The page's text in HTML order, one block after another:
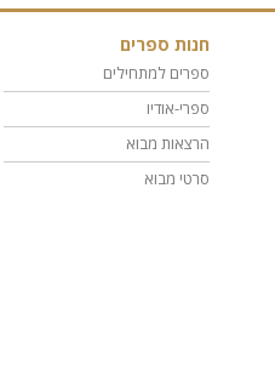
חנות ספרים
ספרים למתחילים
ספרי-אודיו
הרצאות מבוא
סרטי מבוא